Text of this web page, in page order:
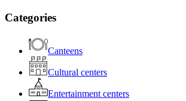
Categories
Canteens
Cultural centers
Entertainment centers